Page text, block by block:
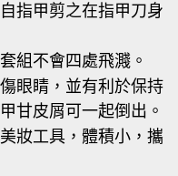
指甲剪之在指甲刀身
組不會四處飛濺。
眼睛，並有利於保持
甘皮屑可一起倒出。
妝工具，體積小，攜